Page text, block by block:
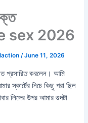
sex 2026
/June 11, 2026
প্রসারিত করলেন। আমি
স্কার্টের নিচে কিছু পরা ছিল
লিঙ্গের উপর আমার গুদটা